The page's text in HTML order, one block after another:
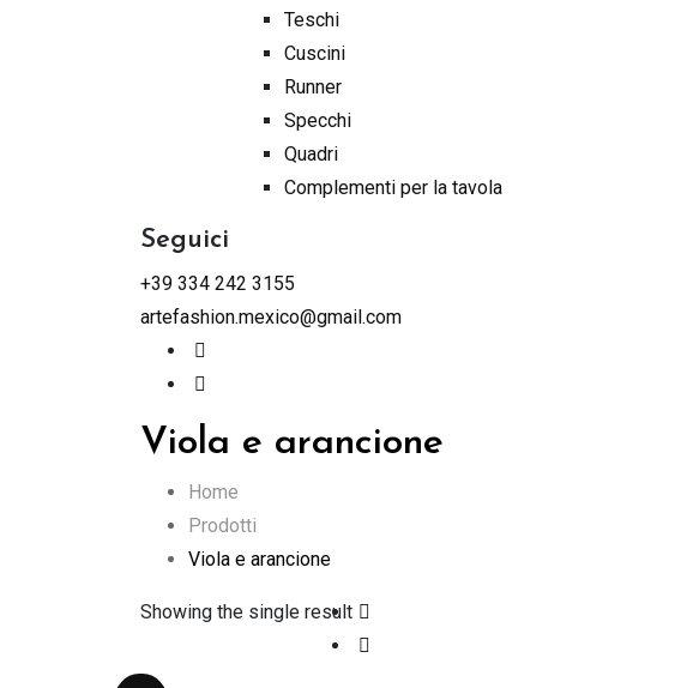
Teschi
Cuscini
Runner
Specchi
Quadri
Complementi per la tavola
Seguici
+39 334 242 3155
artefashion.mexico@gmail.com
Viola e arancione
Home
Prodotti
Viola e arancione
Showing the single result